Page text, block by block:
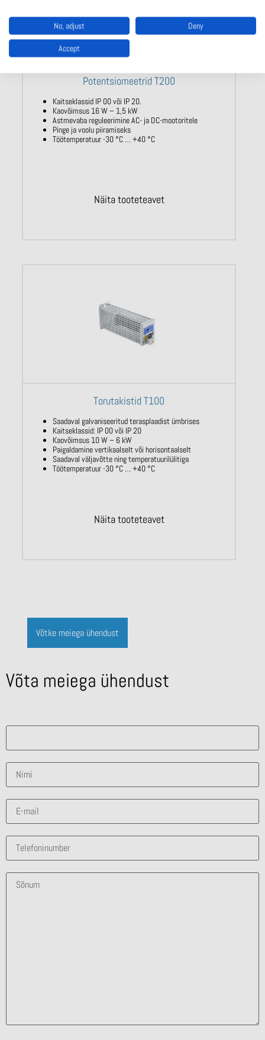
Potentsiomeetrid T200
Kaitseklassid IP 00 või IP 20.
Kaovõimsus 16 W – 1,5 kW
Astmevaba reguleerimine AC- ja DC-mootoritele
Pinge ja voolu piiramiseks
Töötemperatuur -30 °C … +40 °C
Näita tooteteavet
Torutakistid T100
Saadaval galvaniseeritud terasplaadist ümbrises
Kaitseklassid: IP 00 või IP 20
Kaovõimsus 10 W – 6 kW
Paigaldamine vertikaalselt või horisontaalselt
Saadaval väljavõtte ning temperatuurilülitiga
Töötemperatuur -30 °C … +40 °C
Näita tooteteavet
Võtke meiega ühendust
Võta meiega ühendust
No, adjust Deny
Accept